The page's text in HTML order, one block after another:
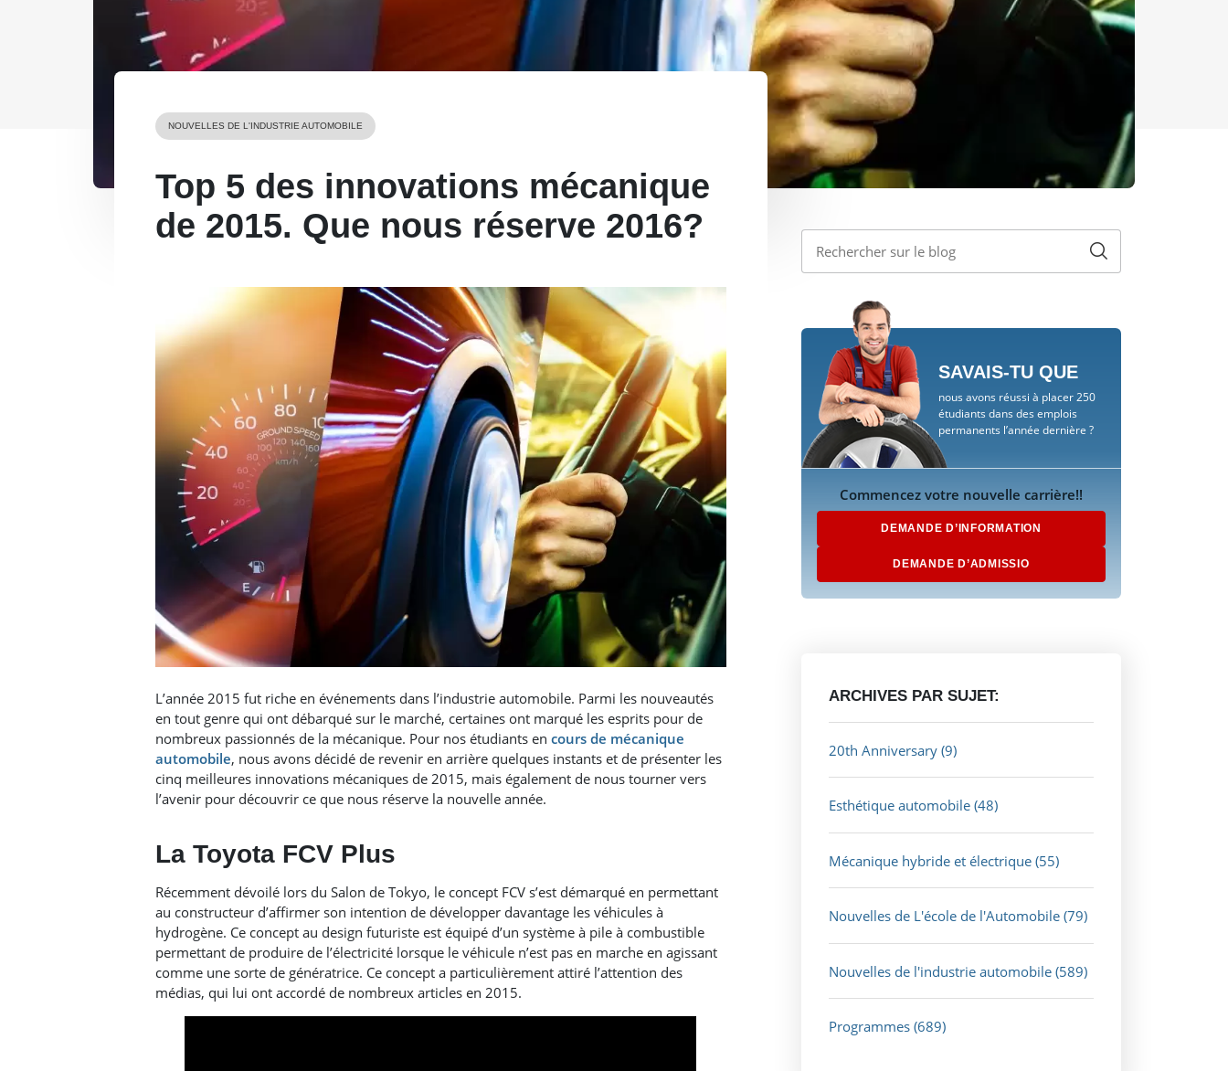
NOUVELLES DE L'INDUSTRIE AUTOMOBILE
Top 5 des innovations mécanique
de 2015. Que nous réserve 2016?
L’année 2015 fut riche en événements dans l’industrie automobile. Parmi les nouveautés
en tout genre qui ont débarqué sur le marché, certaines ont marqué les esprits pour de
nombreux passionnés de la mécanique. Pour nos étudiants en cours de mécanique
automobile, nous avons décidé de revenir en arrière quelques instants et de présenter les
cinq meilleures innovations mécaniques de 2015, mais également de nous tourner vers
l’avenir pour découvrir ce que nous réserve la nouvelle année.
La Toyota FCV Plus
Récemment dévoilé lors du Salon de Tokyo, le concept FCV s’est démarqué en permettant
au constructeur d’affirmer son intention de développer davantage les véhicules à
hydrogène. Ce concept au design futuriste est équipé d’un système à pile à combustible
permettant de produire de l’électricité lorsque le véhicule n’est pas en marche en agissant
comme une sorte de génératrice. Ce concept a particulièrement attiré l’attention des
médias, qui lui ont accordé de nombreux articles en 2015.
SAVAIS-TU QUE
nous avons réussi à placer 250
étudiants dans des emplois
permanents l’année dernière ?
Commencez votre nouvelle carrière!!
DEMANDE D’INFORMATION
DEMANDE D’ADMISSIO
ARCHIVES PAR SUJET:
20th Anniversary (9)
Esthétique automobile (48)
Mécanique hybride et électrique (55)
Nouvelles de L'école de l'Automobile (79)
Nouvelles de l'industrie automobile (589)
Programmes (689)